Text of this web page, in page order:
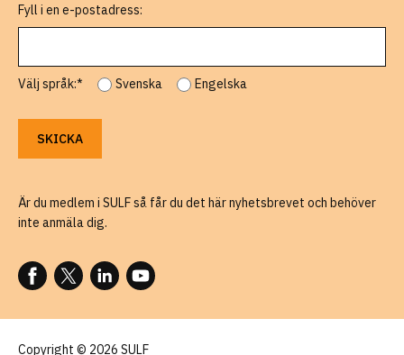
Fyll i en e-postadress:
Välj språk:* Svenska Engelska
Är du medlem i SULF så får du det här nyhetsbrevet och behöver
inte anmäla dig.
FÖLJ OSS PÅ FACEBOOK
FÖLJ OSS PÅ X
FÖLJ OSS PÅ LINKEDIN
FÖLJ OSS PÅ YOUTUBE
Copyright © 2026 SULF